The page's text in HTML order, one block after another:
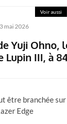
Voir aussi
mai 2026
Yuji Ohno,
Lupin III, à
être branchée
Edge